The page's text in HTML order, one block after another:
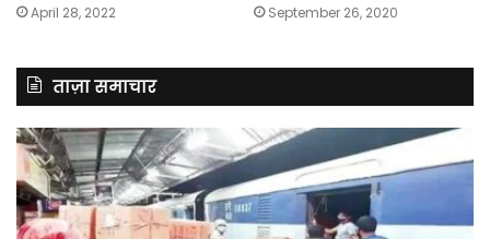
April 28, 2022 September 26, 2020
ताज़ा समाचार